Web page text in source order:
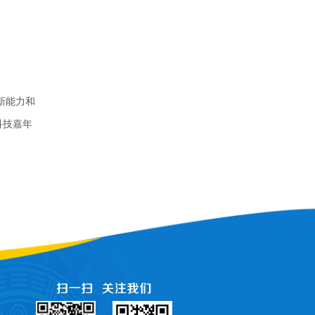
能力和
技嘉年